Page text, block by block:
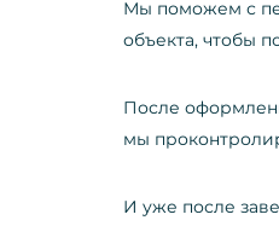
Мы поможем с
объекта, чтобы
После
мы
И уже после